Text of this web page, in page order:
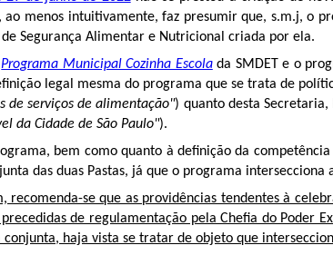
menos intuitivamente, faz presumir que, s.m.j, o
Segurança Alimentar e Nutricional criada por ela.
Programa Municipal Cozinha Escola da SMDET e o
legal mesma do programa que se trata de
de serviços de alimentação") quanto desta
da Cidade de São Paulo").
bem como quanto à definição da
das duas Pastas, já que o programa intersecciona
se que as providências tendentes à
de regulamentação pela Chefia do Poder
haja vista se tratar de objeto que